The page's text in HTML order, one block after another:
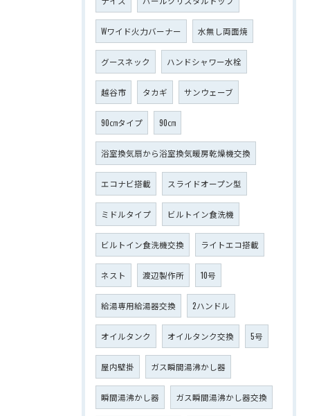
Wワイド火力バーナー 水無し両面焼
グースネック ハンドシャワー水栓
越谷市 タカギ サンウェーブ
90㎝タイプ 90㎝
浴室換気扇から浴室換気暖房乾燥機交換
エコナビ搭載 スライドオープン型
ミドルタイプ ビルトイン食洗機
ビルトイン食洗機交換 ライトエコ搭載
ネスト 渡辺製作所 10号
給湯専用給湯器交換 2ハンドル
オイルタンク オイルタンク交換 5号
屋内壁掛 ガス瞬間湯沸かし器
瞬間湯沸かし器 ガス瞬間湯沸かし器交換